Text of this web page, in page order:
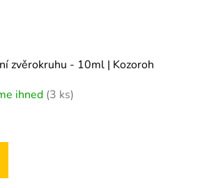
zvěrokruhu - 10ml | Kozoroh
ihned (3 ks)